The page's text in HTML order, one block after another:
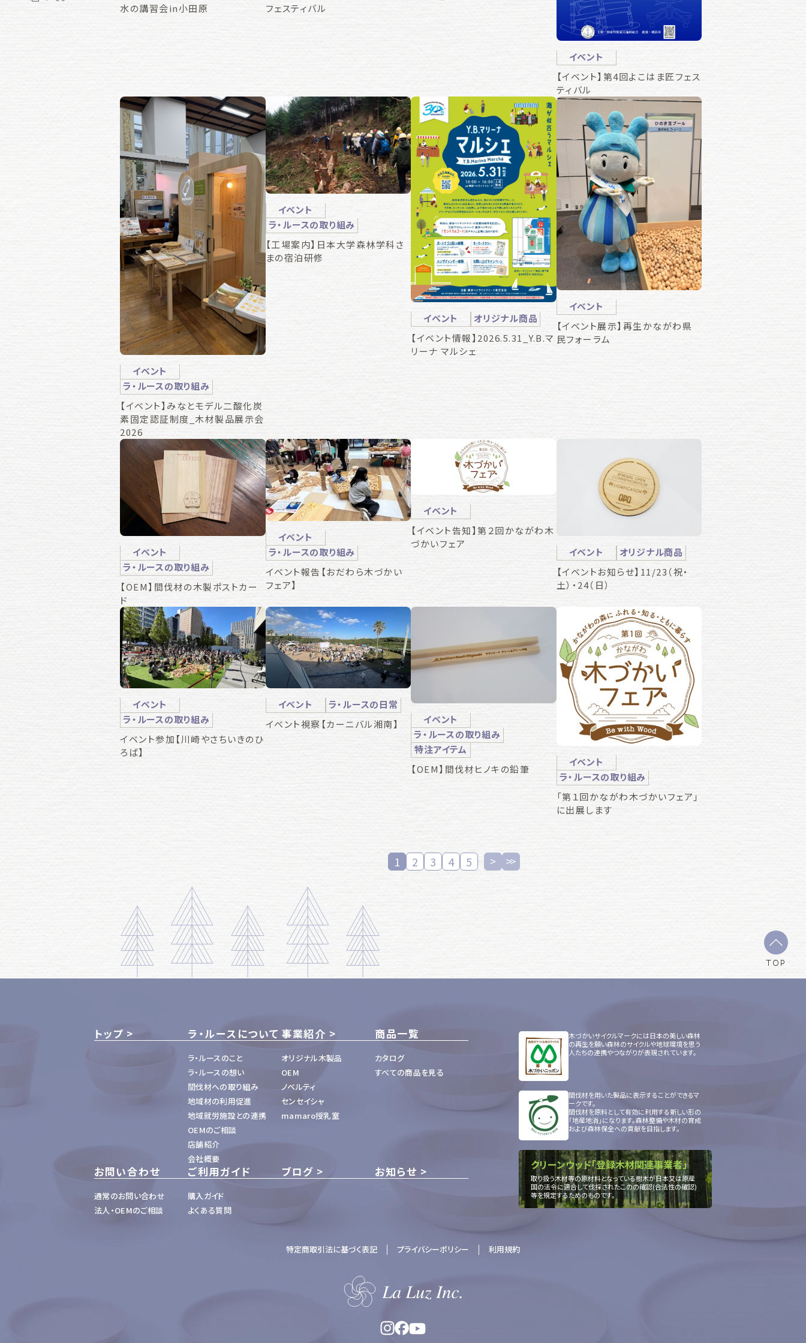
水の講習会in小田原
フェスティバル
イベント
【イベント】第4回よこはま匠フェス
ティバル
イベント
ラ・ルースの取り組み
【イベント】みなとモデル二酸化炭
素固定認証制度_木材製品展示会
2026
イベント
ラ・ルースの取り組み
【工場案内】日本大学森林学科さ
まの宿泊研修
イベント
オリジナル商品
【イベント情報】2026.5.31_Y.B.マ
リーナ マルシェ
イベント
【イベント展示】再生かながわ県
民フォーラム
イベント
ラ・ルースの取り組み
【OEM】間伐材の木製ポストカー
ド
イベント
ラ・ルースの取り組み
イベント報告【おだわら木づかい
フェア】
イベント
【イベント告知】第２回かながわ木
づかいフェア
イベント
オリジナル商品
【イベントお知らせ】11/23（祝・
土）・24（日）
イベント
ラ・ルースの取り組み
イベント参加【川崎やさちいきのひ
ろば】
イベント
ラ・ルースの日常
イベント視察【カーニバル湘南】
イベント
ラ・ルースの取り組み
特注アイテム
【OEM】間伐材ヒノキの鉛筆
イベント
ラ・ルースの取り組み
「第１回かながわ木づかいフェア」
に出展します
1 2 3 4 5
TOP
トップ ラ・ルースについて
ラ・ルースのこと
ラ・ルースの想い
間伐材への取り組み
地域材の利用促進
地域就労施設との連携
OEMのご相談
店舗紹介
会社概要
事業紹介
オリジナル木製品
OEM
ノベルティ
センセイシャ
mamaro授乳室
商品一覧
カタログ
すべての商品を見る
お問い合わせ
通常のお問い合わせ
法人・OEMのご相談
ご利用ガイド
購入ガイド
よくある質問
ブログ お知らせ
木づかいサイクルマークには日本の美しい森林
の再生を願い森林のサイクルや地球環境を思う
人たちの連携やつながりが表現されています。
間伐材を用いた製品に表示することができるマ
ークです。
間伐材を原料として有効に利用する新しい形の
「地産地消」になります。森林整備や木材の育成
および森林保全への貢献を目指します。
クリーンウッド「登録木材関連事業者」
取り扱う木材等の原材料となっている樹木が日本又は原産
国の法令に適合して伐採されたこのの確認(合法性の確認)
等を規定するためのものです。
特定商取引法に基づく表記 プライバシーポリシー 利用規約